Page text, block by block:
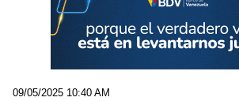
09/05/2025 10:40 AM